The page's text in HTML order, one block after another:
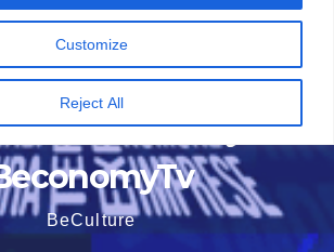
Customize
Reject All
BeCulture